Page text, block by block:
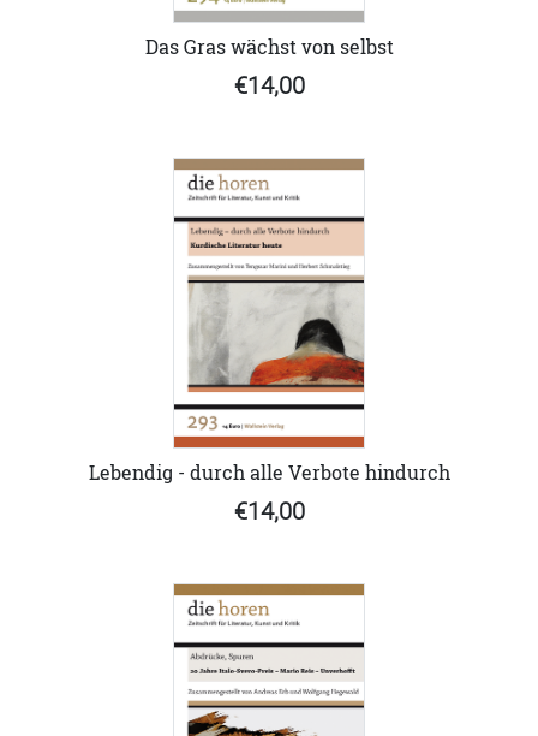
Das Gras wächst von selbst
€14,00
Lebendig - durch alle Verbote hindurch
€14,00